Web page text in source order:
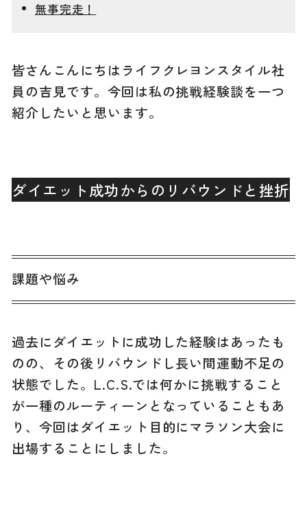
無事完走！
皆さんこんにちはライフクレヨンスタイル社
員の吉見です。今回は私の挑戦経験談を一つ
紹介したいと思います。
ダイエット成功からのリバウンドと挫折
課題や悩み
過去にダイエットに成功した経験はあったも
のの、その後リバウンドし長い間運動不足の
状態でした。L.C.S.では何かに挑戦すること
が一種のルーティーンとなっていることもあ
り、今回はダイエット目的にマラソン大会に
出場することにしました。